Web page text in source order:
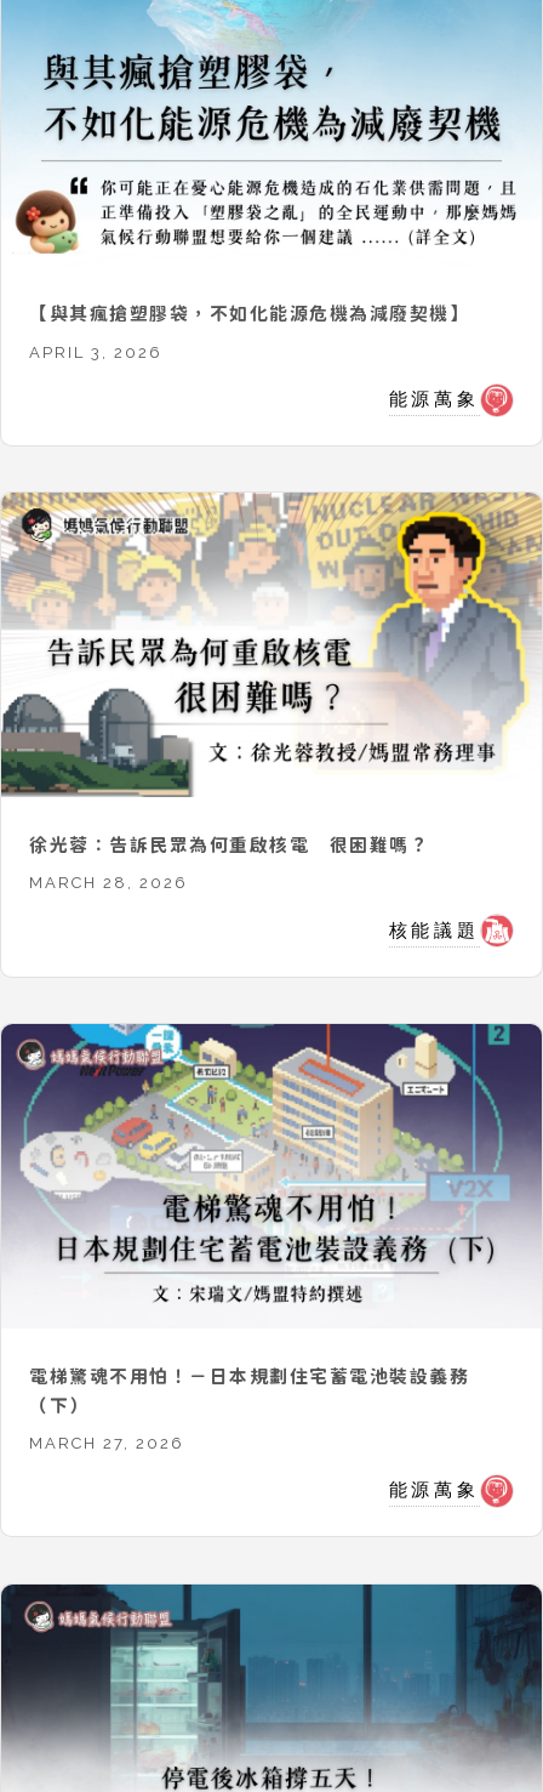
【與其瘋搶塑膠袋，不如化能源危機為減廢契機】
APRIL 3, 2026
能源萬象
徐光蓉：告訴民眾為何重啟核電 很困難嗎？
MARCH 28, 2026
核能議題
電梯驚魂不用怕！－日本規劃住宅蓄電池裝設義務
（下）
MARCH 27, 2026
能源萬象